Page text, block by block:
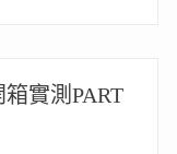
箱實測PART